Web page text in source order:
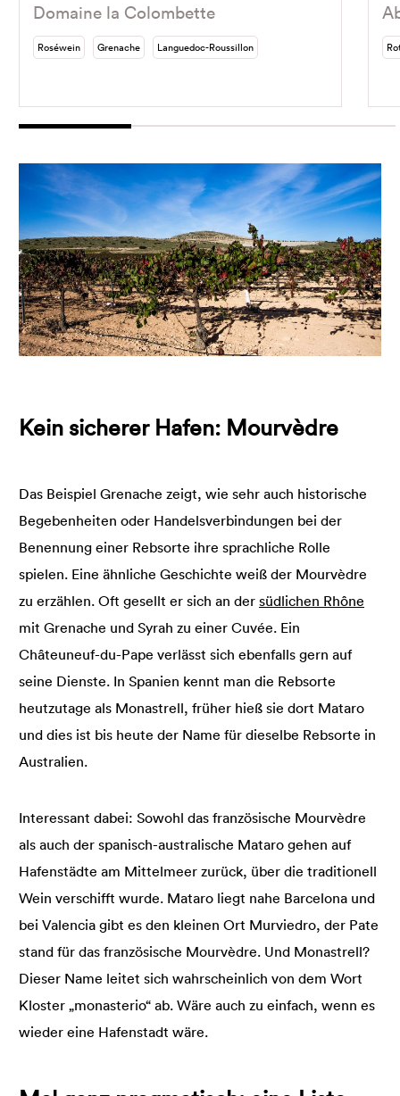
Domaine la Colombette
Roséwein Grenache Languedoc-Roussillon
Kein sicherer Hafen: Mourvèdre
Das Beispiel Grenache zeigt, wie sehr auch historische
Begebenheiten oder Handelsverbindungen bei der
Benennung einer Rebsorte ihre sprachliche Rolle
spielen. Eine ähnliche Geschichte weiß der Mourvèdre
zu erzählen. Oft gesellt er sich an der südlichen Rhône
mit Grenache und Syrah zu einer Cuvée. Ein
Châteuneuf-du-Pape verlässt sich ebenfalls gern auf
seine Dienste. In Spanien kennt man die Rebsorte
heutzutage als Monastrell, früher hieß sie dort Mataro
und dies ist bis heute der Name für dieselbe Rebsorte in
Australien.
Interessant dabei: Sowohl das französische Mourvèdre
als auch der spanisch-australische Mataro gehen auf
Hafenstädte am Mittelmeer zurück, über die traditionell
Wein verschifft wurde. Mataro liegt nahe Barcelona und
bei Valencia gibt es den kleinen Ort Murviedro, der Pate
stand für das französische Mourvèdre. Und Monastrell?
Dieser Name leitet sich wahrscheinlich von dem Wort
Kloster „monasterio“ ab. Wäre auch zu einfach, wenn es
wieder eine Hafenstadt wäre.